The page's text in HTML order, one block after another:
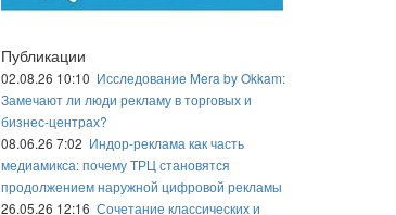
Публикации
02.08.26 10:10 Исследование Mera by Okkam:
Замечают ли люди рекламу в торговых и
бизнес-центрах?
08.06.26 7:02 Индор-реклама как часть
медиамикса: почему ТРЦ становятся
продолжением наружной цифровой рекламы
26.05.26 12:16 Сочетание классических и